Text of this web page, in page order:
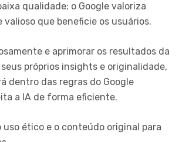
qualidade; o Google valoriza
que beneficie os usuários.
e aprimorar os resultados da
seus próprios insights e originalidade,
dentro das regras do Google
a IA de forma eficiente.
uso ético e o conteúdo original para